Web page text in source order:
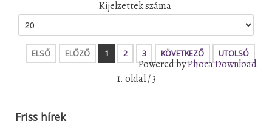
Kijelzettek száma
ELSŐ ELŐZŐ 1 2 3 KÖVETKEZŐ UTOLSÓ
1. oldal / 3
Powered byPhoca Download
Friss hírek